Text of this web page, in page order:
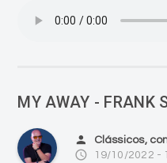
MY AWAY - FRANK
person Clássicos,
access_time 19/10/2022 -